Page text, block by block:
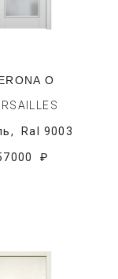
O
Ral 9003
₽